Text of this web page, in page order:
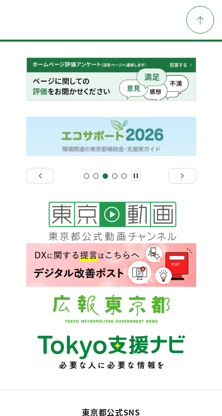
東京都公式SNS